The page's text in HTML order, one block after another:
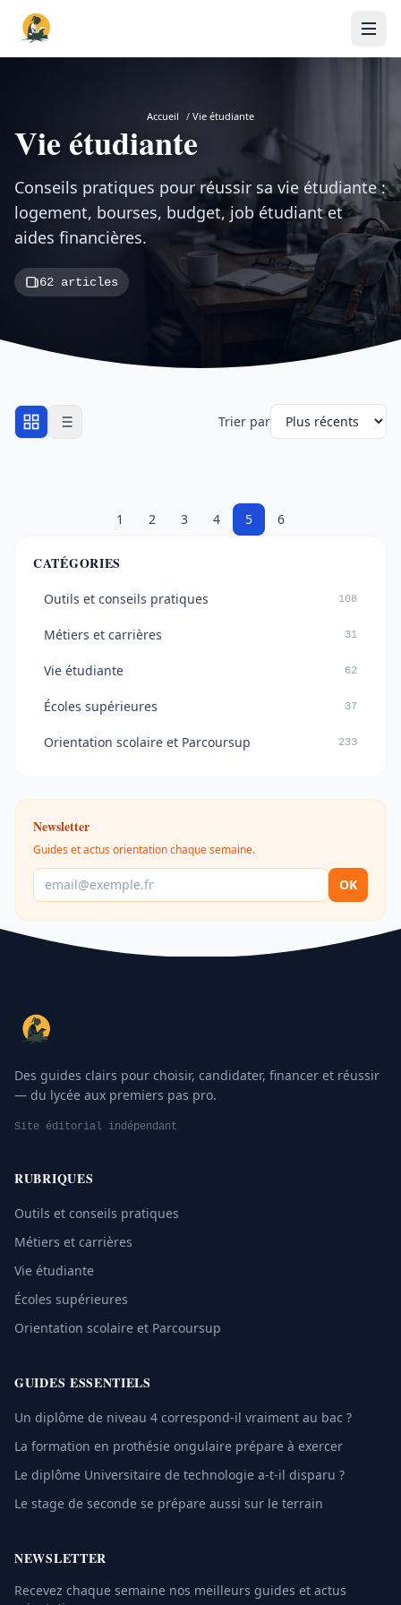
Accueil / Vie étudiante
Vie étudiante
Conseils pratiques pour réussir sa vie étudiante :
logement, bourses, budget, job étudiant et
aides financières.
62 articles
Trier par
1 2 3 4 5 6
CATÉGORIES
Outils et conseils pratiques 108
Métiers et carrières 31
Vie étudiante 62
Écoles supérieures 37
Orientation scolaire et Parcoursup 233
Newsletter
Guides et actus orientation chaque semaine.
OK
Des guides clairs pour choisir, candidater, financer et réussir
— du lycée aux premiers pas pro.
Site éditorial indépendant
RUBRIQUES
Outils et conseils pratiques
Métiers et carrières
Vie étudiante
Écoles supérieures
Orientation scolaire et Parcoursup
GUIDES ESSENTIELS
Un diplôme de niveau 4 correspond-il vraiment au bac ?
La formation en prothésie ongulaire prépare à exercer
Le diplôme Universitaire de technologie a-t-il disparu ?
Le stage de seconde se prépare aussi sur le terrain
NEWSLETTER
Recevez chaque semaine nos meilleurs guides et actus